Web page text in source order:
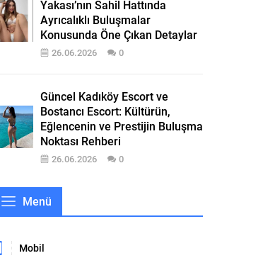
Yakası’nın Sahil Hattında
Ayrıcalıklı Buluşmalar
Konusunda Öne Çıkan Detaylar
26.06.2026 0
Güncel Kadıköy Escort ve
Bostancı Escort: Kültürün,
Eğlencenin ve Prestijin Buluşma
Noktası Rehberi
26.06.2026 0
Menü
Mobil